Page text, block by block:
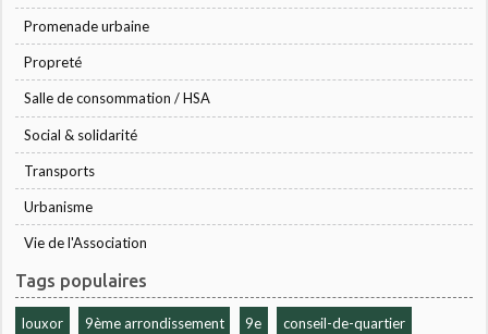
Promenade urbaine
Propreté
Salle de consommation / HSA
Social & solidarité
Transports
Urbanisme
Vie de l'Association
Tags populaires
louxor 9ème arrondissement 9e conseil-de-quartier